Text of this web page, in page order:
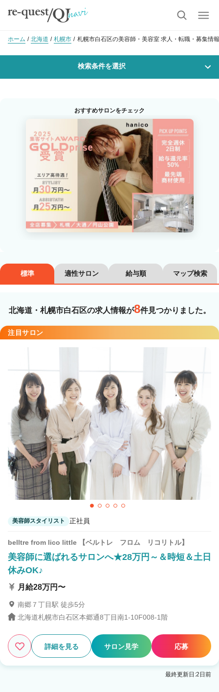
ホーム 北海道 札幌市 札幌市白石区の美容師・美容室 求人・転職・募集情報
検索条件を選択
沿線・駅を選択 市区町村を選択
札幌市白石区
職種・技能ランク
美容師アシスタント
ネイリスト エステティシャン
雇用形態
業務委託・フリーランス
詳細条件
詳細条件を変更
この条件の求人数 件
検索する
おすすめサロンをチェック
標準 適性サロン 給与順 マップ検索
北海道・札幌市白石区の求人情報が8件見つかりました。
注目サロン
美容師スタイリスト 正社員
belltre from lico little 【ベルトレ フロム リコリトル】
美容師に選ばれるサロンへ★28万円～＆時短＆土日
休みOK♪
月給28万円〜
南郷７丁目駅 徒歩5分
北海道札幌市白石区本郷通8丁目南1-10F008-1階
詳細を見る サロン見学 応募
最終更新日:2日前